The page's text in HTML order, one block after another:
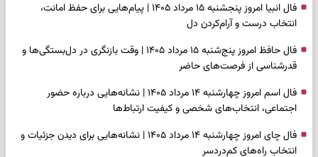
فال انبیا امروز پنجشنبه ۱۵ مرداد ۱۴۰۵ | پیام‌هایی برای حفظ امانت،
انتخاب درست و آرام‌کردن دل
فال حافظ امروز پنج‌شنبه ۱۵ مرداد ۱۴۰۵ | وقت بازنگری در دل‌بستگی‌ها و
قدرشناسی از فرصت‌های حاضر
فال اسم امروز چهارشنبه ۱۴ مرداد ۱۴۰۵ | نشانه‌هایی درباره حضور
اجتماعی، انتخاب‌های شخصی و کیفیت ارتباط‌ها
فال چای امروز چهارشنبه ۱۴ مرداد ۱۴۰۵ | نشانه‌هایی برای دیدن جزئیات و
انتخاب راه‌های کم‌دردسر